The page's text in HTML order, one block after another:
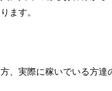
ます。
、実際に稼いでいる方達